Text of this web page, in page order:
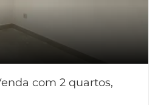
com 2 quartos,